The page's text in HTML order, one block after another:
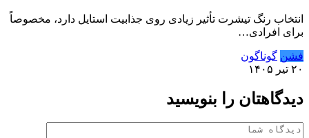
انتخاب رنگ تیشرت تأثیر زیادی روی جذابیت استایل دارد، مخصوصاً
برای افرادی…
فشن گوناگون
۲۰ تیر ۱۴۰۵
دیدگاهتان را بنویسید